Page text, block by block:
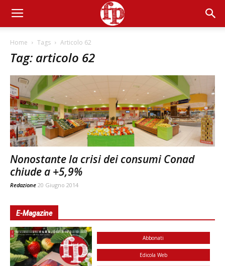
Home Tags Articolo 62
Tag: articolo 62
Nonostante la crisi dei consumi Conad
chiude a +5,9%
Redazione 20 Giugno 2014
E-Magazine
Abbonati
Edicola Web